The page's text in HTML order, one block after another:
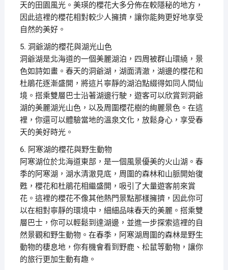
天的田園風光。美瑛的櫻花大多分佈在較隱秘的地方，
因此這裡的櫻花相對較少人擁擠，讓你能夠更好地享受
自然的美好。
5. 洞爺湖的櫻花與湖光山色
洞爺湖是北海道的一個美麗湖泊，四周被群山環繞，景
色如詩如畫。春天的洞爺湖，湖面清澈，湖邊的櫻花和
杜鵑花逐漸盛開，將這片寧靜的湖泊點綴得如同人間仙
境。搭乘雙層巴士沿著湖邊行駛，遊客可以欣賞到洞爺
湖的美麗湖光山色，以及周圍櫻花樹的絢麗景色。在這
裡，你還可以體驗當地的溫泉文化，放鬆身心，享受春
天的美好時光。
6. 阿寒湖的櫻花與野生動物
阿寒湖位於北海道東部，是一個風景優美的火山湖。春
季的阿寒湖，湖水清澈見底，周圍的森林和山脈開始復
甦，櫻花和杜鵑花相繼盛開，吸引了大量遊客前來賞
花。這裡的櫻花不像其他熱門景點那樣擁擠，因此你可
以在相對寧靜的環境中，細細品味春天的美麗。搭乘雙
層巴士，你可以輕鬆到達湖邊，並進一步探索這裡的自
然景觀和野生動物。在春季，阿寒湖周圍的森林是野生
動物的棲息地，你有機會看到野鹿、松鼠等動物，讓你
的旅行更加生動有趣。